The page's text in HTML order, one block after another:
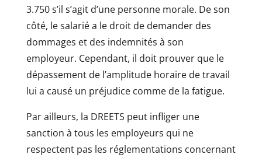
3.750 s’il s’agit d’une personne morale. De son
côté, le salarié a le droit de demander des
dommages et des indemnités à son
employeur. Cependant, il doit prouver que le
dépassement de l’amplitude horaire de travail
lui a causé un préjudice comme de la fatigue.
Par ailleurs, la DREETS peut infliger une
sanction à tous les employeurs qui ne
respectent pas les réglementations concernant